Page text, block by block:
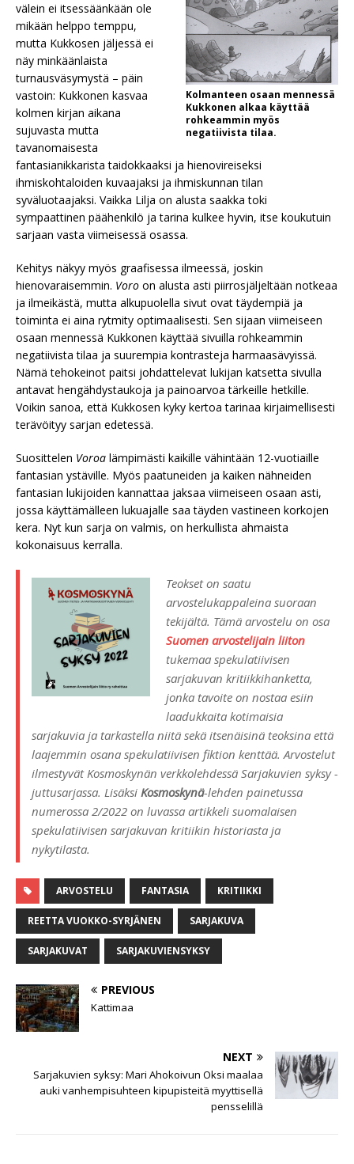
Kolmanteen osaan mennessä
Kukkonen alkaa käyttää
rohkeammin myös
negatiivista tilaa.
välein ei itsessäänkään ole
mikään helppo temppu,
mutta Kukkosen jäljessä ei
näy minkäänlaista
turnausväsymystä – päin
vastoin: Kukkonen kasvaa
kolmen kirjan aikana
sujuvasta mutta
tavanomaisesta
fantasianikkarista taidokkaaksi ja hienovireiseksi
ihmiskohtaloiden kuvaajaksi ja ihmiskunnan tilan
syväluotaajaksi. Vaikka Lilja on alusta saakka toki
sympaattinen päähenkilö ja tarina kulkee hyvin, itse koukutuin
sarjaan vasta viimeisessä osassa.
Kehitys näkyy myös graafisessa ilmeessä, joskin
hienovaraisemmin. Voro on alusta asti piirrosjäljeltään notkeaa
ja ilmeikästä, mutta alkupuolella sivut ovat täydempiä ja
toiminta ei aina rytmity optimaalisesti. Sen sijaan viimeiseen
osaan mennessä Kukkonen käyttää sivuilla rohkeammin
negatiivista tilaa ja suurempia kontrasteja harmaasävyissä.
Nämä tehokeinot paitsi johdattelevat lukijan katsetta sivulla
antavat hengähdystaukoja ja painoarvoa tärkeille hetkille.
Voikin sanoa, että Kukkosen kyky kertoa tarinaa kirjaimellisesti
terävöityy sarjan edetessä.
Suosittelen Voroa lämpimästi kaikille vähintään 12-vuotiaille
fantasian ystäville. Myös paatuneiden ja kaiken nähneiden
fantasian lukijoiden kannattaa jaksaa viimeiseen osaan asti,
jossa käyttämälleen lukuajalle saa täyden vastineen korkojen
kera. Nyt kun sarja on valmis, on herkullista ahmaista
kokonaisuus kerralla.
Teokset on saatu
arvostelukappaleina suoraan
tekijältä. Tämä arvostelu on osa
Suomen arvostelijain liiton
tukemaa spekulatiivisen
sarjakuvan kritiikkihanketta,
jonka tavoite on nostaa esiin
laadukkaita kotimaisia
sarjakuvia ja tarkastella niitä sekä itsenäisinä teoksina että
laajemmin osana spekulatiivisen fiktion kenttää. Arvostelut
ilmestyvät Kosmoskynän verkkolehdessä Sarjakuvien syksy -
juttusarjassa. Lisäksi Kosmoskynä-lehden painetussa
numerossa 2/2022 on luvassa artikkeli suomalaisen
spekulatiivisen sarjakuvan kritiikin historiasta ja
nykytilasta.
ARVOSTELU FANTASIA KRITIIKKI
REETTA VUOKKO-SYRJÄNEN SARJAKUVA
SARJAKUVAT SARJAKUVIENSYKSY
PREVIOUS
Kattimaa
NEXT
Sarjakuvien syksy: Mari Ahokoivun Oksi maalaa
auki vanhempisuhteen kipupisteitä myyttisellä
pensselillä